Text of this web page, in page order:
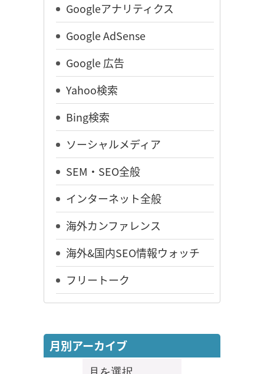
Googleアナリティクス
Google AdSense
Google 広告
Yahoo検索
Bing検索
ソーシャルメディア
SEM・SEO全般
インターネット全般
海外カンファレンス
海外&国内SEO情報ウォッチ
フリートーク
月別アーカイブ
月